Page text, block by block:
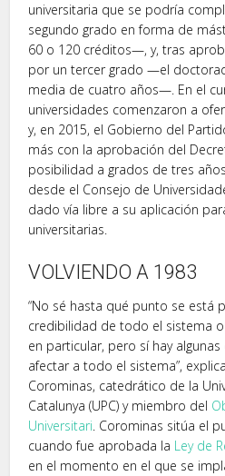
universitaria que se podría
segundo grado en forma de
60 o 120 créditos—, y, tras
por un tercer grado —el
media de cuatro años—. En el
universidades comenzaron a
y, en 2015, el Gobierno del
más con la aprobación del
posibilidad a grados de tres
desde el Consejo de
dado vía libre a su aplicación
universitarias.
VOLVIENDO A 1983
“No sé hasta qué punto se está
credibilidad de todo el sistema
en particular, pero sí hay
afectar a todo el sistema”,
Corominas, catedrático de la
Catalunya (UPC) y miembro del
Universitari. Corominas sitúa el
cuando fue aprobada la Ley de
en el momento en el que se